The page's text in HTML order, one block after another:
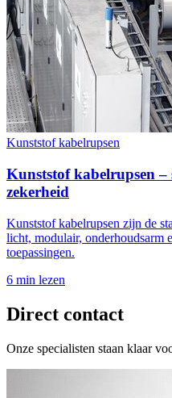
Kunststof kabelrupsen
Kunststof kabelrupsen –
zekerheid
Kunststof kabelrupsen zijn de
licht, modulair, onderhoudsarm
toepassingen.
6 min lezen
Direct contact
Onze specialisten staan klaar